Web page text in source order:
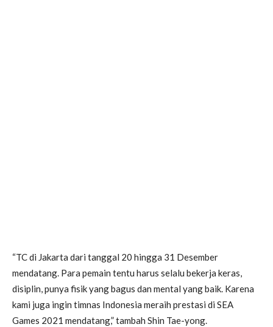
“TC di Jakarta dari tanggal 20 hingga 31 Desember
mendatang. Para pemain tentu harus selalu bekerja keras,
disiplin, punya fisik yang bagus dan mental yang baik. Karena
kami juga ingin timnas Indonesia meraih prestasi di SEA
Games 2021 mendatang,” tambah Shin Tae-yong.